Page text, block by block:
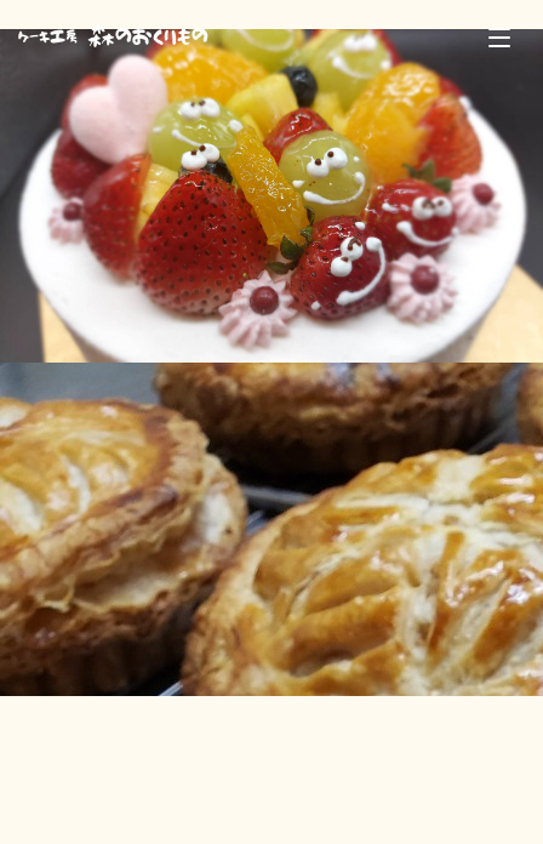
ケーキ工房 森のおくりもの
詳しく見る
詳しく見る